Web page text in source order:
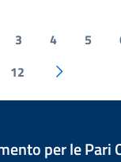
3 4 5
12
per le Pari